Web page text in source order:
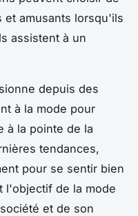
et amusants lorsqu'ils
assistent à un
depuis des
à la mode pour
à la pointe de la
tendances,
pour se sentir bien
l'objectif de la mode
et de son